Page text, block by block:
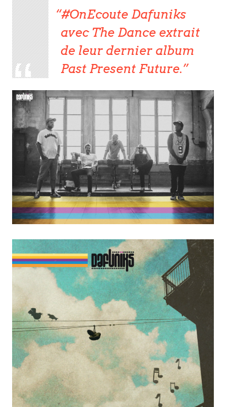
#OnEcoute Dafuniks
avec The Dance extrait
de leur dernier album
Past Present Future.